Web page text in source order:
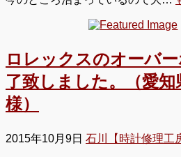
ロレックスのオーバ
了致しました。（愛知
様）
2015年10月9日 石川【時計修理工